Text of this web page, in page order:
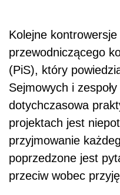
Kolejne kontrowersje
przewodniczącego
(PiS), który
Sejmowych i
dotychczasowa
projektach jest
przyjmowanie
poprzedzone jest
przeciw wobec